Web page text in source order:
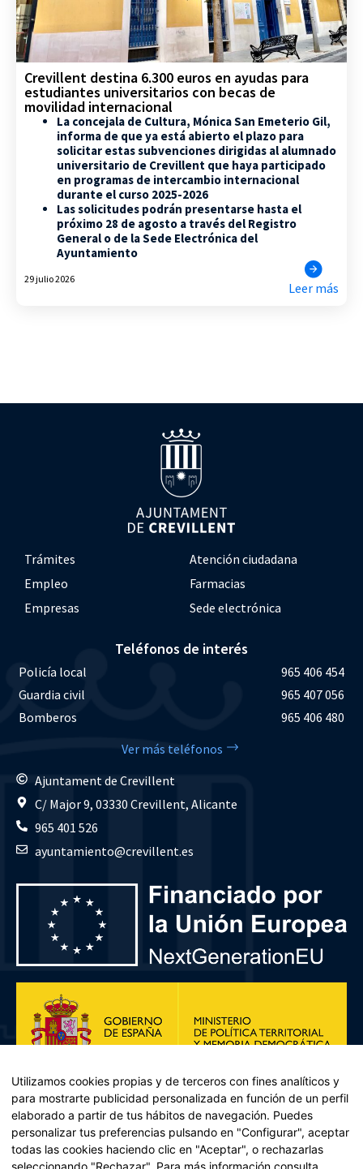
Crevillent destina 6.300 euros en ayudas para
estudiantes universitarios con becas de
movilidad internacional
La concejala de Cultura, Mónica San Emeterio Gil,
informa de que ya está abierto el plazo para
solicitar estas subvenciones dirigidas al alumnado
universitario de Crevillent que haya participado
en programas de intercambio internacional
durante el curso 2025-2026
Las solicitudes podrán presentarse hasta el
próximo 28 de agosto a través del Registro
General o de la Sede Electrónica del
Ayuntamiento
29 julio 2026
Leer más
Trámites
Atención ciudadana
Empleo
Farmacias
Empresas
Sede electrónica
Teléfonos de interés
Policía local
965 406 454
Guardia civil
965 407 056
Bomberos
965 406 480
Ver más teléfonos
Ajuntament de Crevillent
C/ Major 9, 03330 Crevillent, Alicante
965 401 526
ayuntamiento@crevillent.es
Utilizamos cookies propias y de terceros con fines analíticos y
para mostrarte publicidad personalizada en función de un perfil
elaborado a partir de tus hábitos de navegación. Puedes
personalizar tus preferencias pulsando en "Configurar", aceptar
todas las cookies haciendo clic en "Aceptar", o rechazarlas
seleccionando "Rechazar". Para más información consulta